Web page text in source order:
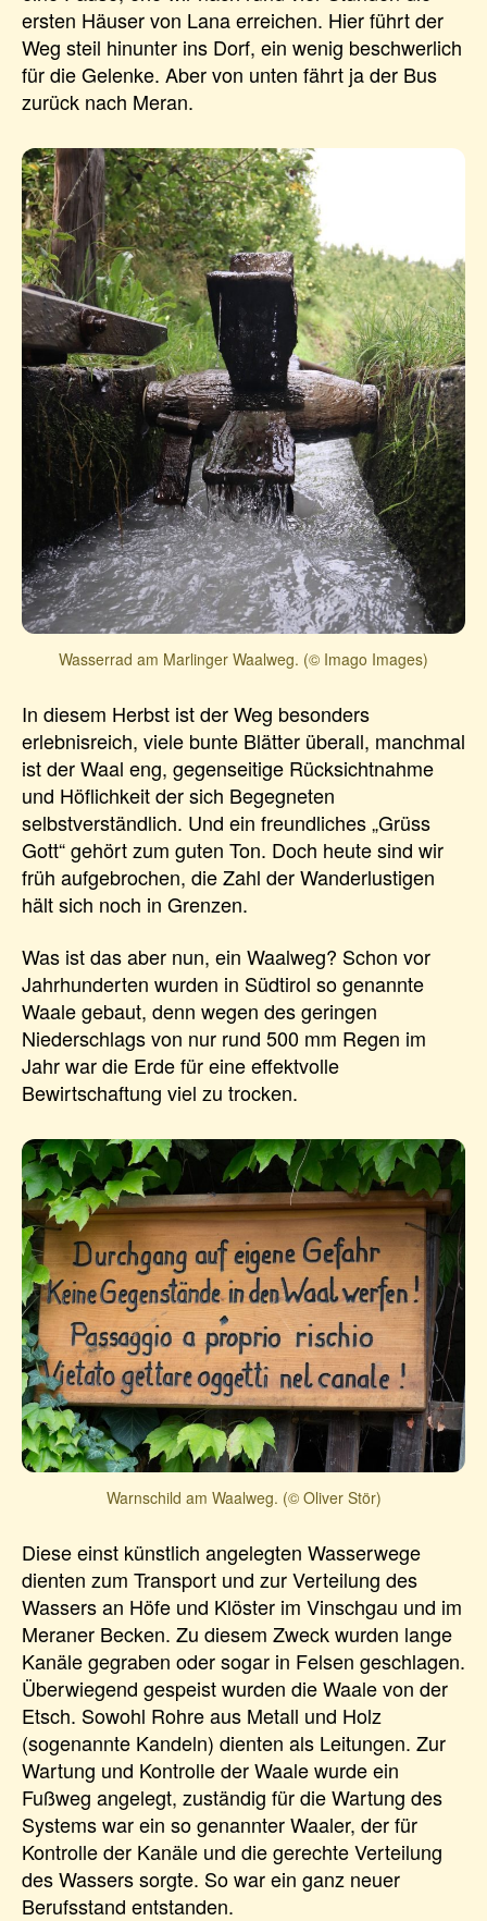
ersten Häuser von Lana erreichen. Hier führt der
Weg steil hinunter ins Dorf, ein wenig beschwerlich
für die Gelenke. Aber von unten fährt ja der Bus
zurück nach Meran.
Wasserrad am Marlinger Waalweg. (© Imago Images)
In diesem Herbst ist der Weg besonders
erlebnisreich, viele bunte Blätter überall, manchmal
ist der Waal eng, gegenseitige Rücksichtnahme
und Höflichkeit der sich Begegneten
selbstverständlich. Und ein freundliches „Grüss
Gott“ gehört zum guten Ton. Doch heute sind wir
früh aufgebrochen, die Zahl der Wanderlustigen
hält sich noch in Grenzen.
Was ist das aber nun, ein Waalweg? Schon vor
Jahrhunderten wurden in Südtirol so genannte
Waale gebaut, denn wegen des geringen
Niederschlags von nur rund 500 mm Regen im
Jahr war die Erde für eine effektvolle
Bewirtschaftung viel zu trocken.
Warnschild am Waalweg. (© Oliver Stör)
Diese einst künstlich angelegten Wasserwege
dienten zum Transport und zur Verteilung des
Wassers an Höfe und Klöster im Vinschgau und im
Meraner Becken. Zu diesem Zweck wurden lange
Kanäle gegraben oder sogar in Felsen geschlagen.
Überwiegend gespeist wurden die Waale von der
Etsch. Sowohl Rohre aus Metall und Holz
(sogenannte Kandeln) dienten als Leitungen. Zur
Wartung und Kontrolle der Waale wurde ein
Fußweg angelegt, zuständig für die Wartung des
Systems war ein so genannter Waaler, der für
Kontrolle der Kanäle und die gerechte Verteilung
des Wassers sorgte. So war ein ganz neuer
Berufsstand entstanden.